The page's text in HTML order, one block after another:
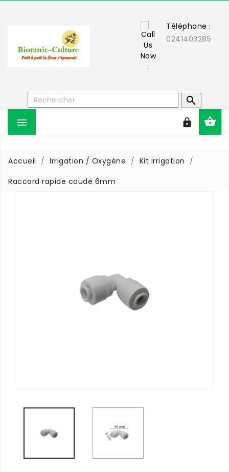
Téléphone :
0241403285



Accueil Irrigation / Oxygène
Kit irrigation
Raccord rapide coudé 6mm